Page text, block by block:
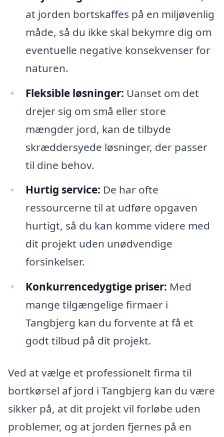
at jorden bortskaffes på en miljøvenlig
måde, så du ikke skal bekymre dig om
eventuelle negative konsekvenser for
naturen.
Fleksible løsninger: Uanset om det
drejer sig om små eller store
mængder jord, kan de tilbyde
skræddersyede løsninger, der passer
til dine behov.
Hurtig service: De har ofte
ressourcerne til at udføre opgaven
hurtigt, så du kan komme videre med
dit projekt uden unødvendige
forsinkelser.
Konkurrencedygtige priser: Med
mange tilgængelige firmaer i
Tangbjerg kan du forvente at få et
godt tilbud på dit projekt.
Ved at vælge et professionelt firma til
bortkørsel af jord i Tangbjerg kan du være
sikker på, at dit projekt vil forløbe uden
problemer, og at jorden fjernes på en